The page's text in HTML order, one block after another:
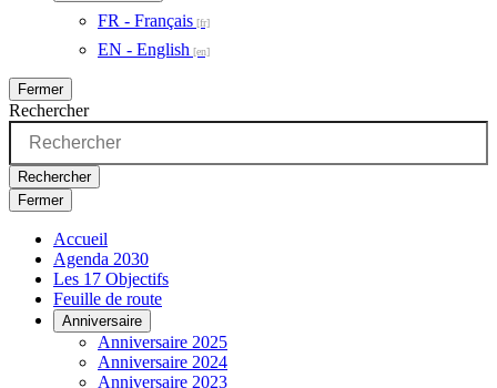
FR - Français
EN - English
Fermer
Rechercher
Rechercher
Fermer
Accueil
Agenda 2030
Les 17 Objectifs
Feuille de route
Anniversaire
Anniversaire 2025
Anniversaire 2024
Anniversaire 2023